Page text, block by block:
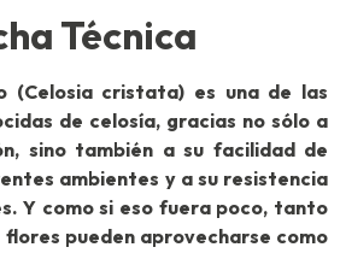
Técnica
(Celosia cristata) es una de las
de celosía, gracias no sólo a
sino también a su facilidad de
ambientes y a su resistencia
Y como si eso fuera poco, tanto
flores pueden aprovecharse como